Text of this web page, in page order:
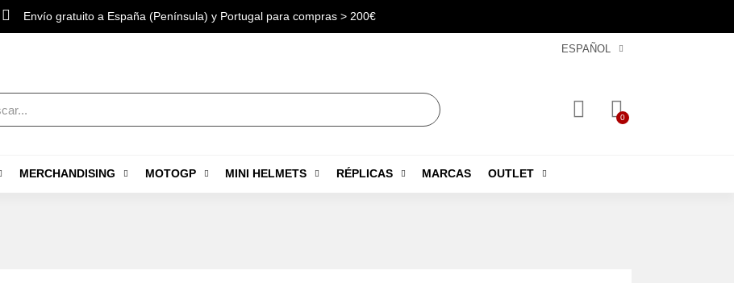
Envío gratuito a España (Península) y Portugal para compras > 200€
ESPAÑOL
MERCHANDISING MOTOGP MINI HELMETS RÉPLICAS MARCAS OUTLET